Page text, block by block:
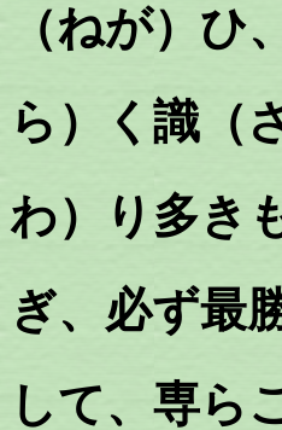
（ねが）
ら）く識（
わ）り多き
ぎ、必ず最
して、専ら